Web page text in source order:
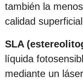
también la
calidad
SLA
líquida
mediante un